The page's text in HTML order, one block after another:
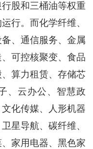
股和三桶油等权重
行。而化学纤维、
、通信服务、金属
可控核聚变、食品
算力租赁、存储芯
、云办公、智慧政
化传媒、人形机器
星导航、碳纤维、
家用电器、黑色家